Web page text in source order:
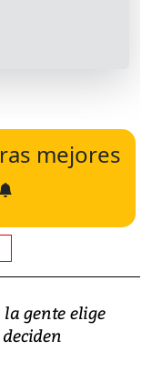
mejores
la gente elige